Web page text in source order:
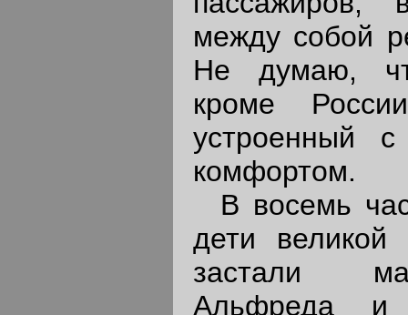
между собой
Не думаю,
кроме
устроенный
комфортом.
В восемь
дети
застали
Альфреда и